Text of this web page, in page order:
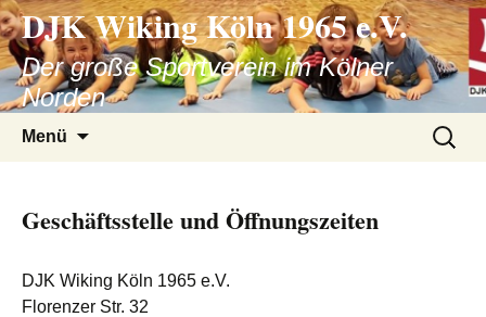
DJK Wiking Köln 1965 e.V.
Der große Sportverein im Kölner
Norden
Menü
Suche
nach:
Geschäftsstelle und Öffnungszeiten
DJK Wiking Köln 1965 e.V.
Florenzer Str. 32